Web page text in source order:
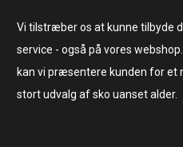
Vi tilstræber os at kunne tilbyde
service - også på vores
kan vi præsentere kunden for et
stort udvalg af sko uanset alder.